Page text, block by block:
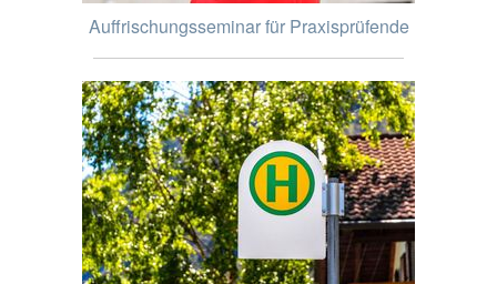
Auffrischungsseminar für Praxisprüfende